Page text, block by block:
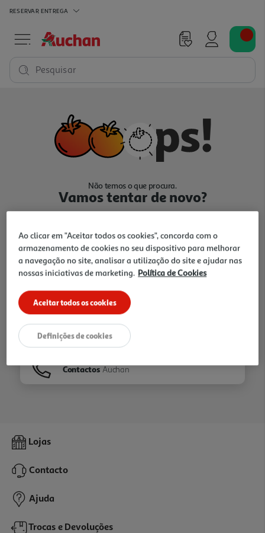
RESERVAR ENTREGA
Pesquisar
Não temos o que procura.
Vamos tentar de novo?
Ir para Homepage
Folhetos
Contactos Auchan
Lojas
Contacto
Ajuda
Trocas e Devoluções
Ao clicar em "Aceitar todos os cookies", concorda com o
armazenamento de cookies no seu dispositivo para melhorar
a navegação no site, analisar a utilização do site e ajudar nas
nossas iniciativas de marketing. Política de Cookies
Aceitar todos os cookies
Definições de cookies